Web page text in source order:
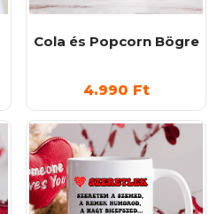
Cola és Popcorn Bögre
4.990 Ft